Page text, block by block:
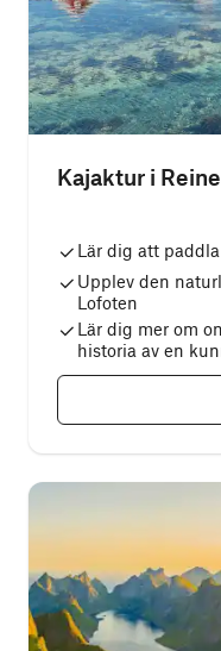
Kajaktur i Reine
Lär dig att
Upplev den
Lofoten
Lär dig mer om
historia av en